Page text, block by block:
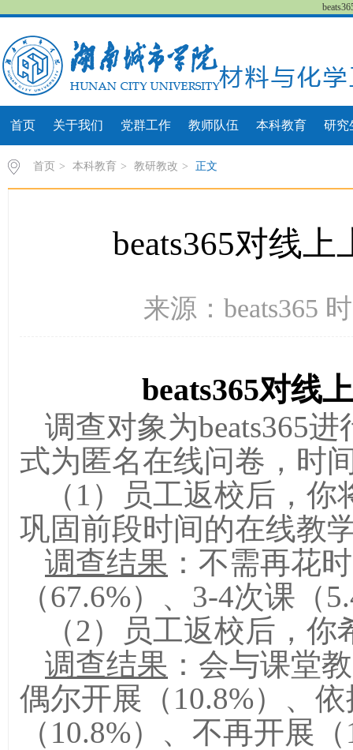
首页 关于我们 党群工作 教师队伍 本科教育 研究
首页 > 本科教育 > 教研教改 > 正文
beats365对线
来源：beats365
beats365对线
调查对象为beats365
式为匿名在线问卷，时
（1）
员工返校后，你
巩固前段时间的在线教
调查结果 ：不需再花
（67.6%）、 3-4次课（
（2）
员工返校后，你
调查结果 ：会与课堂
偶尔开展（ 10.8%）、
（ 10.8%）、不再开展（